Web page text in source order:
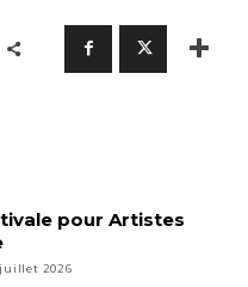
pour Artistes
2026